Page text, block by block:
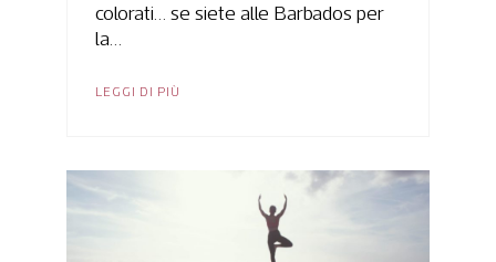
colorati… se siete alle Barbados per
la…
LEGGI DI PIÙ